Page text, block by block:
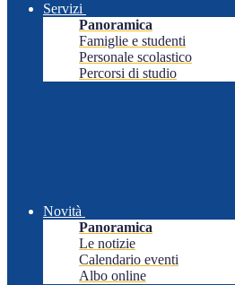
Servizi
Panoramica
Famiglie e studenti
Personale scolastico
Percorsi di studio
Novità
Panoramica
Le notizie
Calendario eventi
Albo online